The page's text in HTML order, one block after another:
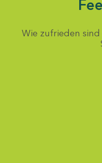
Wie zufrieden